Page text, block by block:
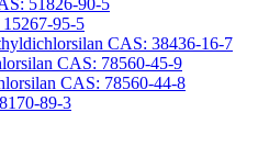
51826-90-5
95-5
CAS: 38436-16-7
CAS: 78560-45-9
CAS: 78560-44-8
89-3